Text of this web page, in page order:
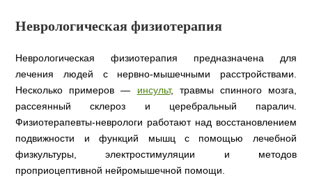
Неврологическая физиотерапия
Неврологическая физиотерапия предназначена для
лечения людей с нервно-мышечными расстройствами.
Несколько примеров — инсульт, травмы спинного мозга,
рассеянный склероз и церебральный паралич.
Физиотерапевты-неврологи работают над восстановлением
подвижности и функций мышц с помощью лечебной
физкультуры, электростимуляции и методов
проприоцептивной нейромышечной помощи.